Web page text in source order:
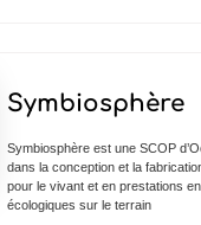
Symbiosphère
Symbiosphère est une SCOP
dans la conception et la
pour le vivant et en prestations
écologiques sur le terrain